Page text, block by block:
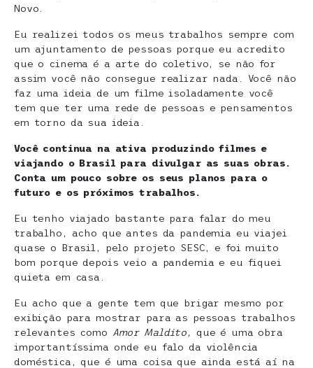
Novo.
Eu realizei todos os meus trabalhos sempre com
um ajuntamento de pessoas porque eu acredito
que o cinema é a arte do coletivo, se não for
assim você não consegue realizar nada. Você não
faz uma ideia de um filme isoladamente você
tem que ter uma rede de pessoas e pensamentos
em torno da sua ideia.
Você continua na ativa produzindo filmes e
viajando o Brasil para divulgar as suas obras.
Conta um pouco sobre os seus planos para o
futuro e os próximos trabalhos.
Eu tenho viajado bastante para falar do meu
trabalho, acho que antes da pandemia eu viajei
quase o Brasil, pelo projeto SESC, e foi muito
bom porque depois veio a pandemia e eu fiquei
quieta em casa.
Eu acho que a gente tem que brigar mesmo por
exibição para mostrar para as pessoas trabalhos
relevantes como Amor Maldito, que é uma obra
importantíssima onde eu falo da violência
doméstica, que é uma coisa que ainda está aí na